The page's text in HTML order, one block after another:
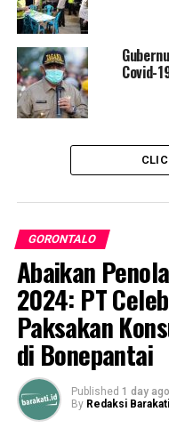
RELATED TOPICS:
DATA TERAKHIR VIRUS
DATA TERBARU VIRUS
JUMLAH KASUS VIRUS
UPDATE CORONA
Anggota Komisi III
Tim Gugus akan
Terkontaminasi Covid-19
Covid-
GORONTALO
Abaikan
2024: PT
Paksakan
di Bonepantai
Published 1 day ago
By Redaksi Barakati